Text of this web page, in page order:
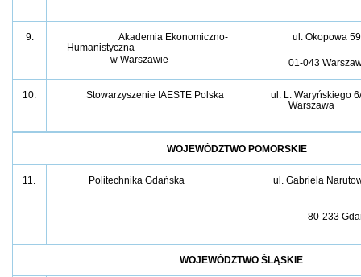
9.
Akademia Ekonomiczno-
Humanistyczna
w Warszawie
ul. Okopowa
01-043
10. Stowarzyszenie IAESTE Polska
ul. L. Waryńskiego
Warszawa
WOJEWÓDZTWO POMORSKIE
11. Politechnika Gdańska ul. Gabriela
80-233
WOJEWÓDZTWO ŚLĄSKIE